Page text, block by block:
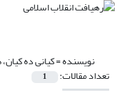
نویسنده =کیانی ده
تعداد مقالات: 1